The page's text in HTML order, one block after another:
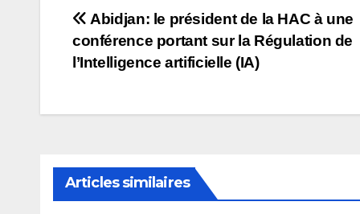
Navigation
de
Abidjan: le président de la HAC à une
conférence portant sur la Régulation de
l’Intelligence artificielle (IA)
Articles similaires